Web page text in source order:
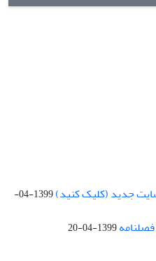
جدید (کلیک کنید)
1399-04-
1399-04-20